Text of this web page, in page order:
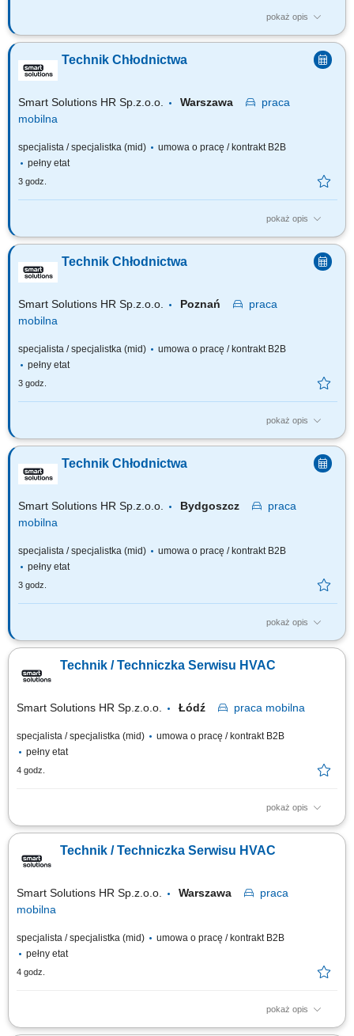
pokaż opis
Zakres obowiązków Zakres realizowanych zadań będzie zależał od
chłodniczych, wykonywanie przeglądów, napraw oraz prac serwisowych,
rozwiązywanie problemów technicznych u klientów, montaż i
Technik Chłodnictwa
Smart Solutions HR Sp.z.o.o. Warszawa
praca
mobilna
specjalista / specjalistka (mid)
umowa o pracę / kontrakt B2B
pełny etat
3 godz.
pokaż opis
Zakres obowiązków Zakres realizowanych zadań będzie zależał od
chłodniczych, wykonywanie przeglądów, napraw oraz prac serwisowych,
rozwiązywanie problemów technicznych u klientów, montaż i
Technik Chłodnictwa
Smart Solutions HR Sp.z.o.o. Poznań
praca
mobilna
specjalista / specjalistka (mid)
umowa o pracę / kontrakt B2B
pełny etat
3 godz.
pokaż opis
Zakres obowiązków Zakres realizowanych zadań będzie zależał od
chłodniczych, wykonywanie przeglądów, napraw oraz prac serwisowych,
rozwiązywanie problemów technicznych u klientów, montaż i
Technik Chłodnictwa
Smart Solutions HR Sp.z.o.o. Bydgoszcz
praca
mobilna
specjalista / specjalistka (mid)
umowa o pracę / kontrakt B2B
pełny etat
3 godz.
pokaż opis
Zakres obowiązków Zakres realizowanych zadań będzie zależał od
chłodniczych, wykonywanie przeglądów, napraw oraz prac serwisowych,
rozwiązywanie problemów technicznych u klientów, montaż i
Technik / Techniczka Serwisu HVAC
Smart Solutions HR Sp.z.o.o. Łódź praca mobilna
specjalista / specjalistka (mid)
umowa o pracę / kontrakt B2B
pełny etat
4 godz.
pokaż opis
Opis stanowiska: Wykonywanie serwisu, konserwacji i napraw urządzeń
chłodniczych. Analiza usterek i dobór odpowiednich rozwiązań
technicznych. Prowadzenie dokumentacji serwisowej oraz utrzymywanie
Technik / Techniczka Serwisu HVAC
Smart Solutions HR Sp.z.o.o. Warszawa
praca
mobilna
specjalista / specjalistka (mid)
umowa o pracę / kontrakt B2B
pełny etat
4 godz.
pokaż opis
Opis stanowiska: Wykonywanie serwisu, konserwacji i napraw urządzeń